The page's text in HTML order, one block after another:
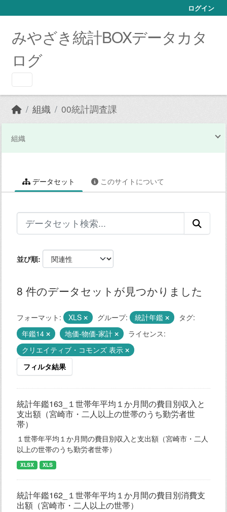
ログイン
みやざき統計BOXデータカタ
ログ
組織 00統計調査課
組織
データセット このサイトについて
並び順
8 件のデータセットが見つかりました
フォーマット: XLS グループ: 統計年鑑
タグ:
年鑑14
地価-物価-家計
ライセンス:
クリエイティブ・コモンズ 表示
フィルタ結果
統計年鑑163_１世帯年平均１か月間の費目別収入と
支出額（宮崎市・二人以上の世帯のうち勤労者世
帯）
１世帯年平均１か月間の費目別収入と支出額（宮崎市・二人
以上の世帯のうち勤労者世帯）
XLSX XLS
統計年鑑162_１世帯年平均１か月間の費目別消費支
出額（宮崎市・二人以上の世帯）